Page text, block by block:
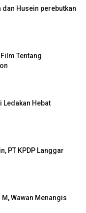
dan Husein perebutkan
Tentang
Ledakan Hebat
PT KPDP Langgar
Wawan Menangis